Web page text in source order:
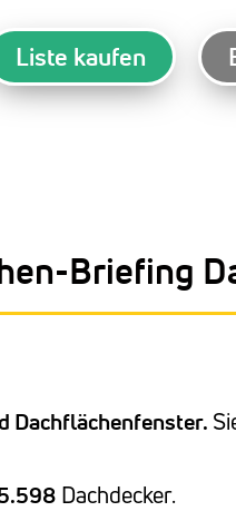
Liste kaufen
Briefing
Dachflächenfenster.
Dachdecker.